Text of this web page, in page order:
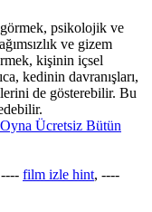
psikolojik ve
ve gizem
kişinin içsel
kedinin davranışları,
de gösterebilir. Bu
Ücretsiz Bütün
---- film izle hint, ----